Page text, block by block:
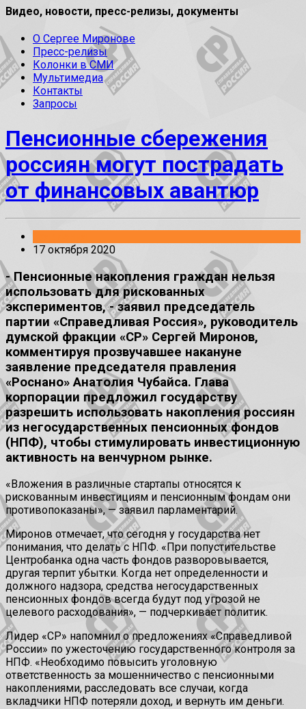
Видео, новости, пресс-релизы, документы
О Сергее Миронове
Пресс-релизы
Колонки в СМИ
Мультимедиа
Контакты
Запросы
Пенсионные сбережения
россиян могут пострадать
от финансовых авантюр
17 октября 2020
- Пенсионные накопления граждан нельзя
использовать для рискованных
экспериментов, - заявил председатель
партии «Справедливая Россия», руководитель
думской фракции «СР» Сергей Миронов,
комментируя прозвучавшее накануне
заявление председателя правления
«Роснано» Анатолия Чубайса. Глава
корпорации предложил государству
разрешить использовать накопления россиян
из негосударственных пенсионных фондов
(НПФ), чтобы стимулировать инвестиционную
активность на венчурном рынке.
«Вложения в различные стартапы относятся к
рискованным инвестициям и пенсионным фондам они
противопоказаны», — заявил парламентарий.
Миронов отмечает, что сегодня у государства нет
понимания, что делать с НПФ. «При попустительстве
Центробанка одна часть фондов разворовывается,
другая терпит убытки. Когда нет определенности и
должного надзора, средства негосударственных
пенсионных фондов всегда будут под угрозой не
целевого расходования», — подчеркивает политик.
Лидер «СР» напомнил о предложениях «Справедливой
России» по ужесточению государственного контроля за
НПФ. «Необходимо повысить уголовную
ответственность за мошенничество с пенсионными
накоплениями, расследовать все случаи, когда
вкладчики НПФ потеряли доход, и вернуть им деньги.